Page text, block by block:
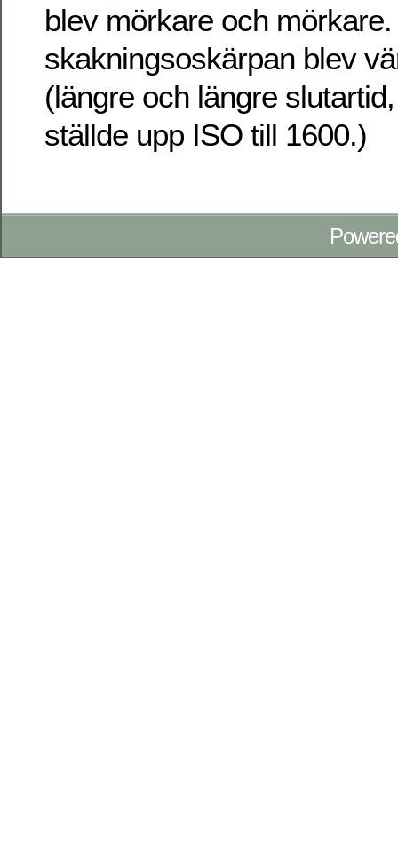
blev mörkare och
skakningsoskärpan blev
(längre och längre
ställde upp ISO till 1600.)